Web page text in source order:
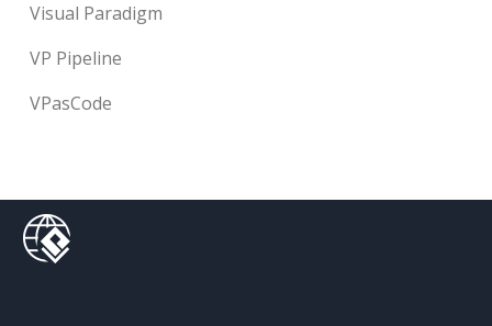
Visual Paradigm
VP Pipeline
VPasCode